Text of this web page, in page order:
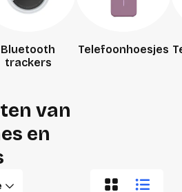
Bluetooth
trackers
Telefoonhoesjes
van
en